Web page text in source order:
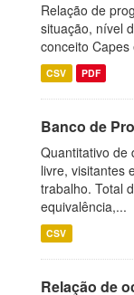
Relação de
situação, nível
conceito
CSV PDF
Banco de
Quantitativo de
livre, visitantes
trabalho. Total
equivalência,...
CSV
Relação de